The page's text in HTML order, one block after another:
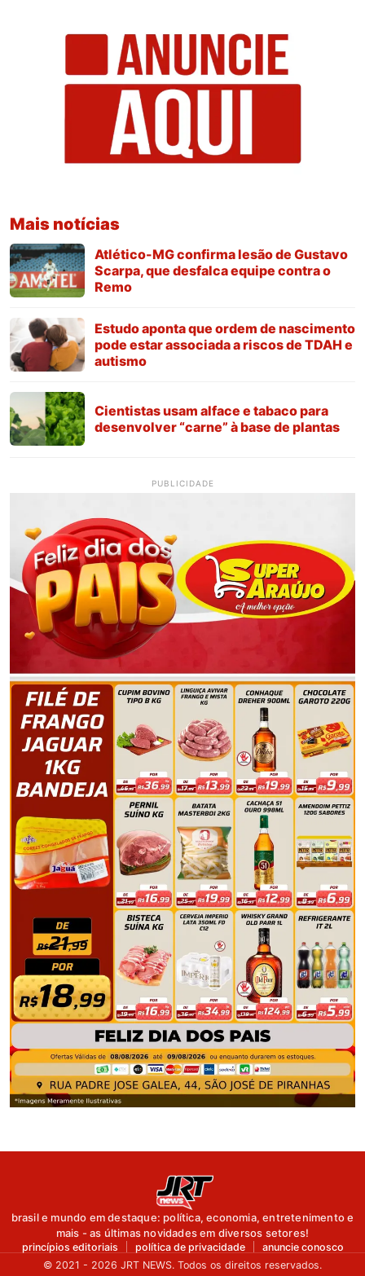
Mais notícias
Atlético-MG confirma lesão de Gustavo
Scarpa, que desfalca equipe contra o
Remo
Estudo aponta que ordem de nascimento
pode estar associada a riscos de TDAH e
autismo
Cientistas usam alface e tabaco para
desenvolver “carne” à base de plantas
PUBLICIDADE
brasil e mundo em destaque: política, economia, entretenimento e
mais - as últimas novidades em diversos setores!
princípios editoriais política de privacidade
anuncie conosco
© 2021 - 2026 JRT NEWS. Todos os direitos reservados.